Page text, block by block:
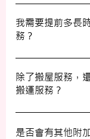
我們不會向客戶索
地為搬運團隊作獎
滿意。
我需要提前多長
務？
我們建議您在搬屋
期及時間，特別是
們能為您安排妥當的
除了搬屋服務，
搬運服務？
除了搬屋和商業搬
品包裝、傢俬裝拆
是否會有其他附